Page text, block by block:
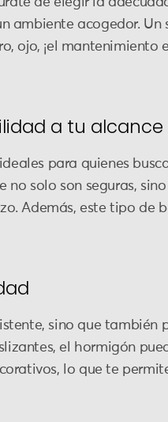
ambiente acogedor.
ojo, ¡el mantenimiento
a tu alcance
para quienes
solo son seguras,
Además, este tipo de
sino que
el hormigón
lo que te